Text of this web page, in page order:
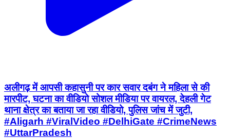
अलीगढ़ में आपसी कहासुनी पर कार सवार दबंग ने महिला से की
मारपीट, घटना का वीडियो सोशल मीडिया पर वायरल, देहली गेट
थाना क्षेत्र का बताया जा रहा वीडियो, पुलिस जांच में जुटी,
#Aligarh #ViralVideo #DelhiGate #CrimeNews
#UttarPradesh